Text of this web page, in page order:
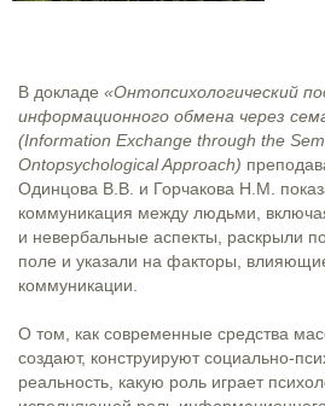
В докладе «Онтопсихологический
информационного обмена через
(Information Exchange through the
Ontopsychological Approach)
Одинцова В.В. и Горчакова Н.М.
коммуникация между людьми,
и невербальные аспекты, раскрыли
поле и указали на факторы,
коммуникации.
О том, как современные средства
создают, конструируют социально-
реальность, какую роль играет